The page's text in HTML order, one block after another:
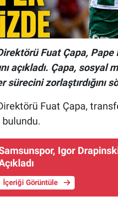
Fuat Çapa, Pape
açıkladı. Çapa, sosyal
sürecini zorlaştırdığını
Fuat Çapa,
Igor
İçeriği Görüntüle